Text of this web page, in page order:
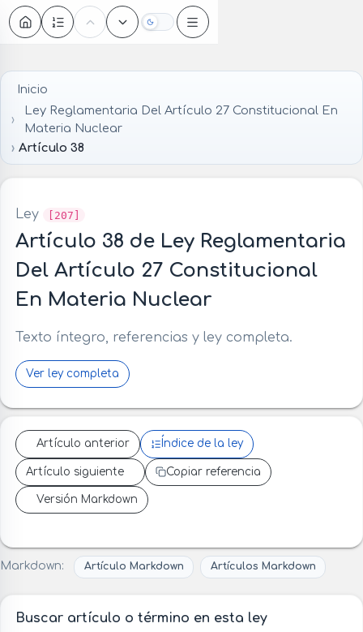
Oscuro
Inicio
Ley Reglamentaria Del Artículo 27 Constitucional En
Materia Nuclear
Artículo 38
Ley [207]
Artículo 38 de Ley Reglamentaria
Del Artículo 27 Constitucional
En Materia Nuclear
Texto íntegro, referencias y ley completa.
Ver ley completa
Artículo anterior Índice de la ley
Artículo siguiente Copiar referencia
Versión Markdown
Markdown: Artículo Markdown Artículos Markdown
Buscar artículo o término en esta ley